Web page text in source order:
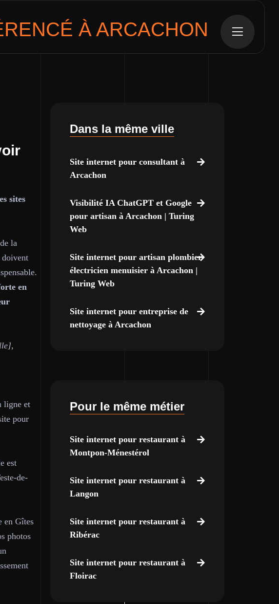
À ARCACHON
sites
la
doivent
en
ligne et
pour
est
de-
en Gîtes
photos
Dans la même ville
Site internet pour consultant à
Arcachon
Visibilité IA ChatGPT et Google
pour artisan à Arcachon | Turing
Web
Site internet pour artisan plombier
électricien menuisier à Arcachon |
Turing Web
Site internet pour entreprise de
nettoyage à Arcachon
Pour le même métier
Site internet pour restaurant à
Montpon-Ménestérol
Site internet pour restaurant à
Langon
Site internet pour restaurant à
Ribérac
Site internet pour restaurant à
Floirac